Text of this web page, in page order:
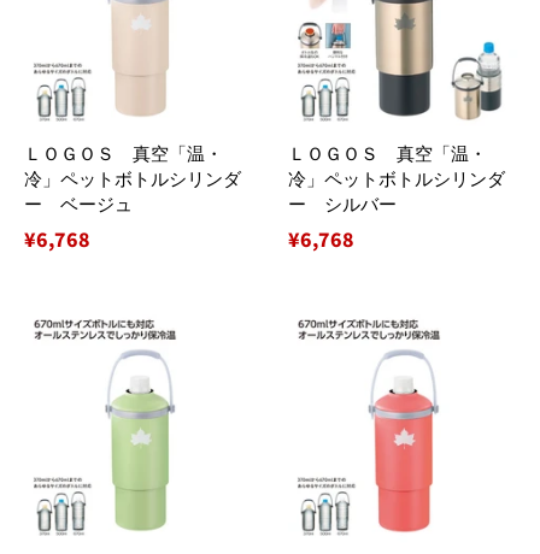
ＬＯＧＯＳ 真空「温・
冷」ペットボトルシリンダ
ー ベージュ
通
格
¥6,768
ＬＯＧＯＳ 真空「温・
冷」ペットボトルシリンダ
ー シルバー
通
格
¥6,768